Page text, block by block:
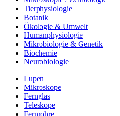
Tierphysiologie
Botanik
Ökologie & Umwelt
Humanphysiologie
Mikrobiologie & Genetik
Biochemie
Neurobiologie
Lupen
Mikroskope
Fernglas
Teleskope
Fernrohre